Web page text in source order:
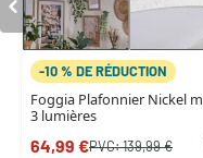
-10 % DE RÉDUCTION
Foggia Plafonnier Nickel
3 lumières
64,99 €PVC:139,99 €